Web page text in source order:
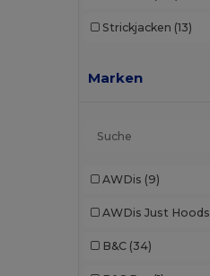
Strickjacken (13)
Marken
AWDis (9)
AWDis Just Hoods
B&C (34)